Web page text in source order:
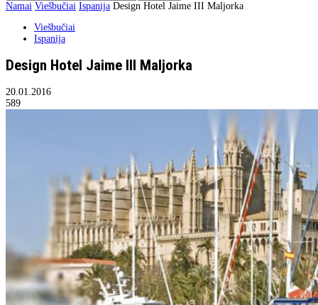
Namai Viešbučiai Ispanija Design Hotel Jaime III Maljorka
Viešbučiai
Ispanija
Design Hotel Jaime III Maljorka
20.01.2016
589